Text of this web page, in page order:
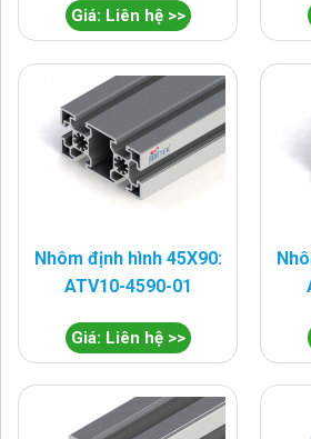
Giá: Liên hệ >>
Nhôm định hình 45X90:
ATV10-4590-01
Giá: Liên hệ >>